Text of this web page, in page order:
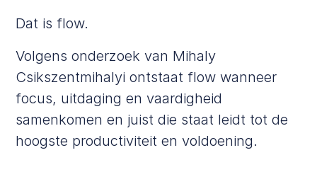
Dat is flow.
Volgens onderzoek van Mihaly
Csikszentmihalyi ontstaat flow wanneer
focus, uitdaging en vaardigheid
samenkomen en juist die staat leidt tot de
hoogste productiviteit en voldoening.